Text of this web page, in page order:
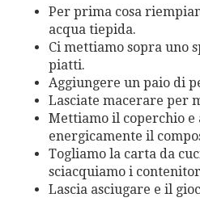
Per prima cosa
acqua tiepida.
Ci mettiamo sopra uno
piatti.
Aggiungere un paio di
Lasciate macerare per
Mettiamo il coperchio e
energicamente il
Togliamo la carta da
sciacquiamo i
Lascia asciugare e il